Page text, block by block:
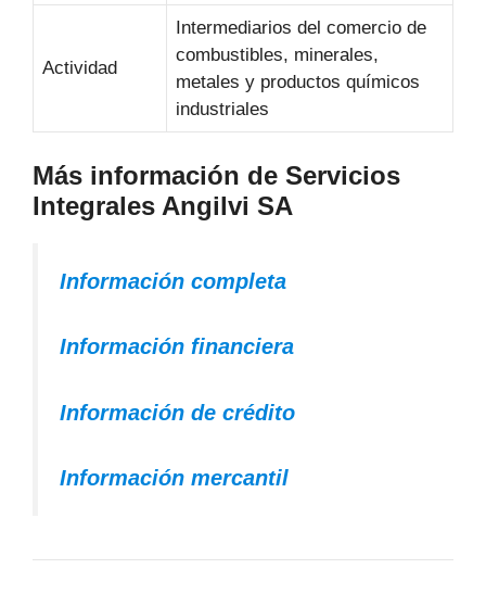
Actividad
Intermediarios del comercio de
combustibles, minerales,
metales y productos químicos
industriales
Más información de Servicios
Integrales Angilvi SA
Información completa
Información financiera
Información de crédito
Información mercantil